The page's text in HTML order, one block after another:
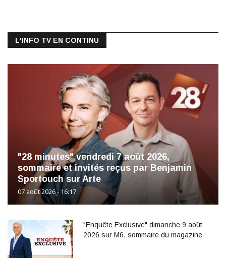
L'INFO TV EN CONTINU
"28 minutes" vendredi 7 août 2026,
sommaire et invités reçus par Benjamin
Sportouch sur Arte
07 août 2026 - 16:17
"Enquête Exclusive" dimanche 9 août
2026 sur M6, sommaire du magazine